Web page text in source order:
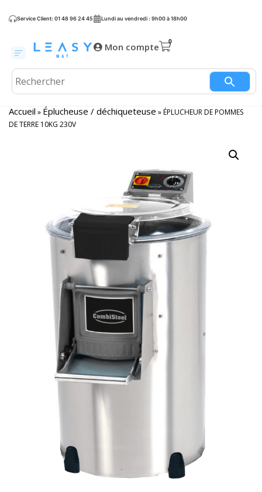
Service Client: 01 48 96 24 45 Lundi au vendredi : 9h00 à 18h00
Mon compte
Accueil » Éplucheuse / déchiqueteuse »ÉPLUCHEUR DE POMMES
DE TERRE 10KG 230V